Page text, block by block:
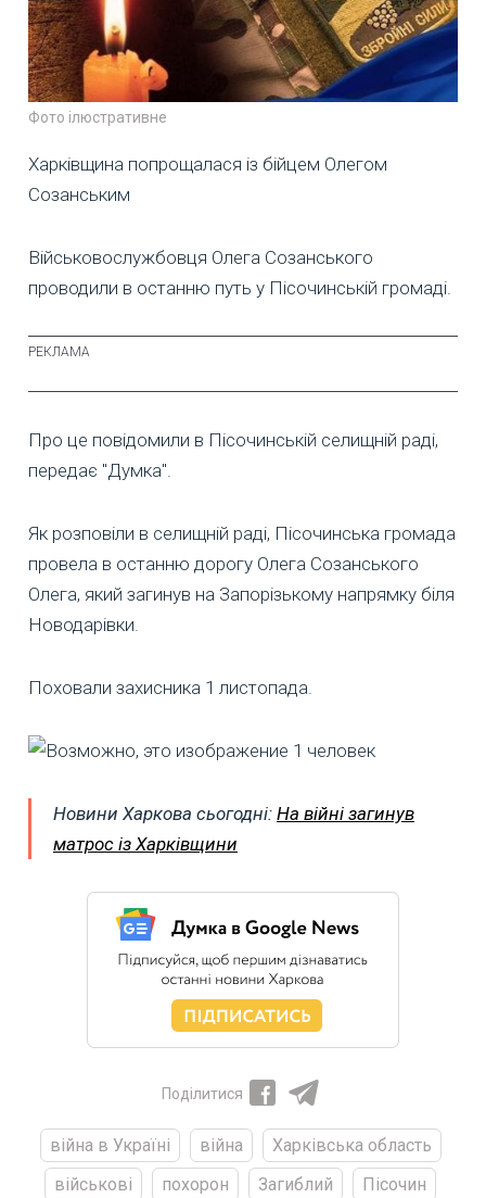
Фото ілюстративне
Харківщина попрощалася із бійцем Олегом
Созанським
Військовослужбовця Олега Созанського
проводили в останню путь у Пісочинській громаді.
Про це повідомили в Пісочинській селищній раді,
передає "Думка".
Як розповіли в селищній раді, Пісочинська громада
провела в останню дорогу Олега Созанського
Олега, який загинув на Запорізькому напрямку біля
Новодарівки.
Поховали захисника 1 листопада.
Новини Харкова сьогодні: На війні загинув
матрос із Харківщини
Поділитися
війна в Україні війна
Харківська область
військові
похорон Загиблий
Пісочин